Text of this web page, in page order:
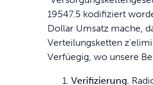
Spiele
Teile und Zubehör
Katzentoiletten &
Alli Katzen
Spiele
Reisen
19547.5 kodifiziert
Dollar Umsatz mache,
Verteilungsketten
Verfüegig, wo unsere
Verifizierung.